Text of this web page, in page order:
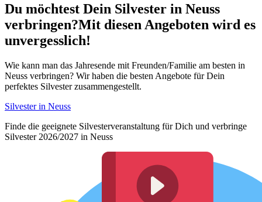
Du möchtest Dein Silvester in Neuss
verbringen?Mit diesen Angeboten wird es
unvergesslich!
Wie kann man das Jahresende mit Freunden/Familie am besten in
Neuss verbringen? Wir haben die besten Angebote für Dein
perfektes Silvester zusammengestellt.
Silvester in Neuss
Finde die geeignete Silvesterveranstaltung für Dich und verbringe
Silvester 2026/2027 in Neuss